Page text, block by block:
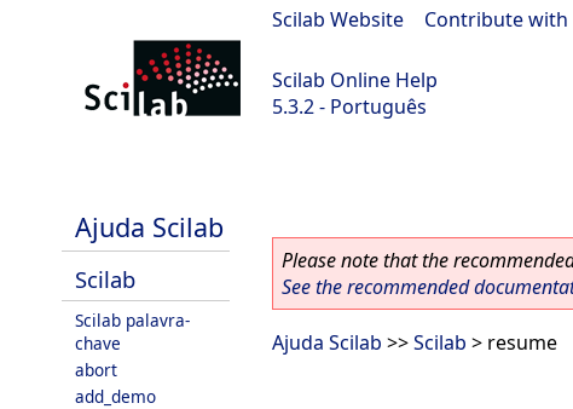
Scilab Website Contribute with
Scilab Online Help
5.3.2 - Português
Ajuda Scilab
Scilab
Scilab palavra-
chave
abort
add_demo
Please note that the
See the recommended
Ajuda Scilab >>Scilab > resume